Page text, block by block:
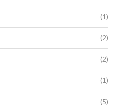
(1)
(2)
(2)
(1)
(5)